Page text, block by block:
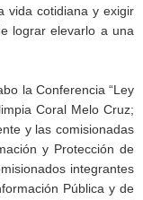
vida cotidiana y exigir
lograr elevarlo a una
la Conferencia “Ley
Coral Melo Cruz;
y las comisionadas
y Protección de
integrantes
Pública y de